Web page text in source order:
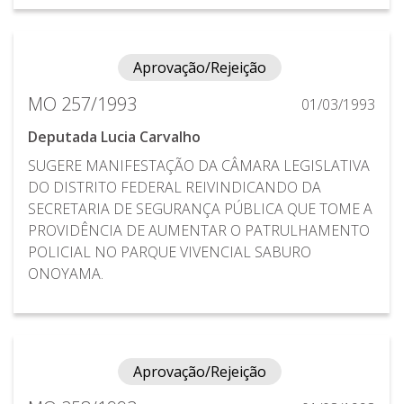
Aprovação/Rejeição
MO 257/1993
01/03/1993
Deputada Lucia Carvalho
SUGERE MANIFESTAÇÃO DA CÂMARA LEGISLATIVA
DO DISTRITO FEDERAL REIVINDICANDO DA
SECRETARIA DE SEGURANÇA PÚBLICA QUE TOME A
PROVIDÊNCIA DE AUMENTAR O PATRULHAMENTO
POLICIAL NO PARQUE VIVENCIAL SABURO
ONOYAMA.
Aprovação/Rejeição